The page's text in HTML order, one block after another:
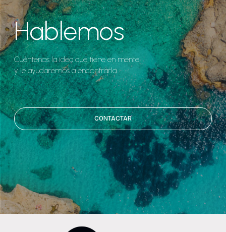
Hablemos
Cuéntenos la idea que tiene en mente
y le ayudaremos a encontrarla.
CONTACTAR